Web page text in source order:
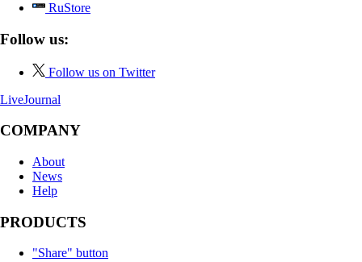
RuStore
Follow us:
Follow us on Twitter
LiveJournal
COMPANY
About
News
Help
PRODUCTS
"Share" button